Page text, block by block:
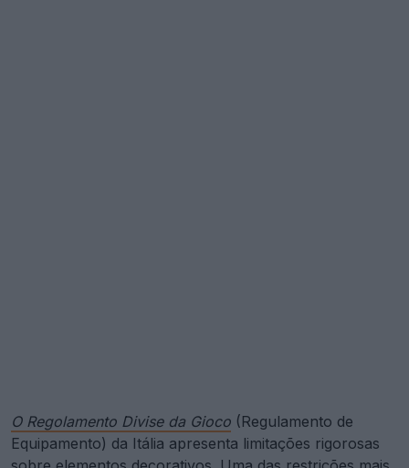
O Regolamento Divise da Gioco (Regulamento de
Equipamento) da Itália apresenta limitações rigorosas